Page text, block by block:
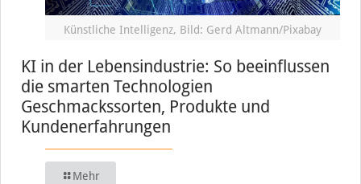
Künstliche Intelligenz, Bild: Gerd Altmann/Pixabay
KI in der Lebensindustrie: So beeinflussen
die smarten Technologien
Geschmackssorten, Produkte und
Kundenerfahrungen
Mehr